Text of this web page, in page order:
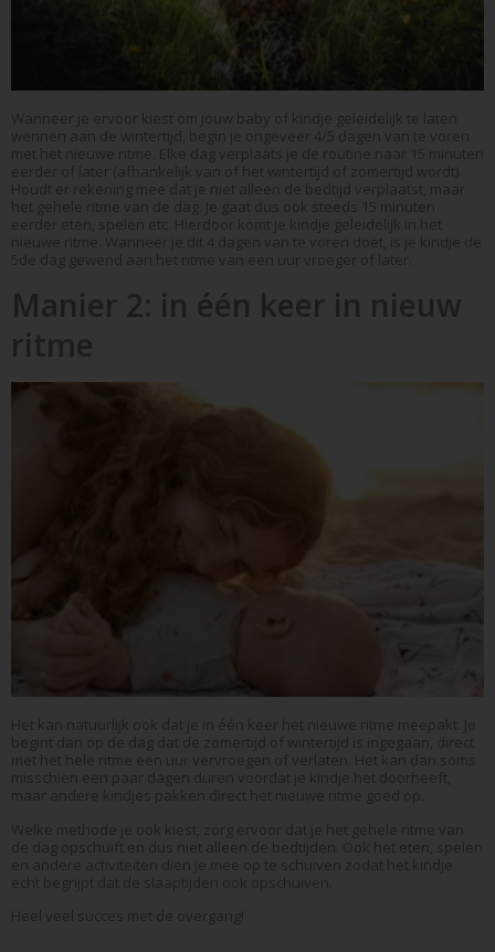
Wanneer je ervoor kiest om jouw baby of kindje geleidelijk te laten
wennen aan de wintertijd, begin je ongeveer 4/5 dagen van te voren
met het nieuwe ritme. Elke dag verplaats je de routine naar 15 minuten
eerder of later (afhankelijk van of het wintertijd of zomertijd wordt).
Houdt er rekening mee dat je niet alleen de bedtijd verplaatst, maar
het gehele ritme van de dag. Je gaat dus ook steeds 15 minuten
eerder eten, spelen etc. Hierdoor komt je kindje geleidelijk in het
nieuwe ritme. Wanneer je dit 4 dagen van te voren doet, is je kindje de
5de dag gewend aan het ritme van een uur vroeger of later.
Manier 2: in één keer in nieuw
ritme
Het kan natuurlijk ook dat je in één keer het nieuwe ritme meepakt. Je
begint dan op de dag dat de zomertijd of wintertijd is ingegaan, direct
met het hele ritme een uur vervroegen of verlaten. Het kan dan soms
misschien een paar dagen duren voordat je kindje het doorheeft,
maar andere kindjes pakken direct het nieuwe ritme goed op.
Welke methode je ook kiest, zorg ervoor dat je het gehele ritme van
de dag opschuift en dus niet alleen de bedtijden. Ook het eten, spelen
en andere activiteiten dien je mee op te schuiven zodat het kindje
echt begrijpt dat de slaaptijden ook opschuiven.
Heel veel succes met de overgang!